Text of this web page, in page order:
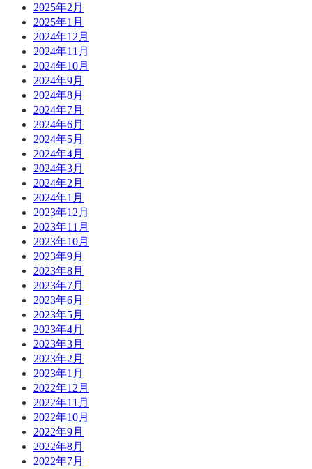
2025年2月
2025年1月
2024年12月
2024年11月
2024年10月
2024年9月
2024年8月
2024年7月
2024年6月
2024年5月
2024年4月
2024年3月
2024年2月
2024年1月
2023年12月
2023年11月
2023年10月
2023年9月
2023年8月
2023年7月
2023年6月
2023年5月
2023年4月
2023年3月
2023年2月
2023年1月
2022年12月
2022年11月
2022年10月
2022年9月
2022年8月
2022年7月